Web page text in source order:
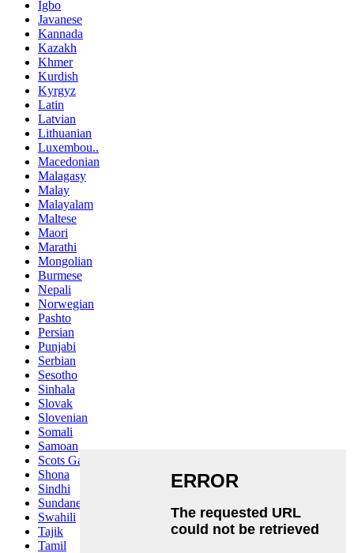
Igbo
Javanese
Kannada
Kazakh
Khmer
Kurdish
Kyrgyz
Latin
Latvian
Lithuanian
Luxembou..
Macedonian
Malagasy
Malay
Malayalam
Maltese
Maori
Marathi
Mongolian
Burmese
Nepali
Norwegian
Pashto
Persian
Punjabi
Serbian
Sesotho
Sinhala
Slovak
Slovenian
Somali
Samoan
Scots Gaelic
Shona
Sindhi
Sundanese
Swahili
Tajik
Tamil